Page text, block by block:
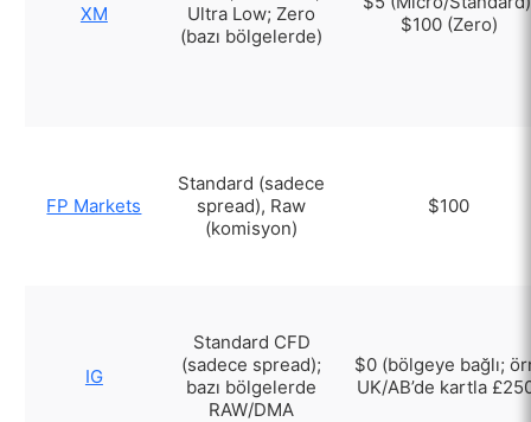
XM
Ultra Low; Zero
(bazı bölgelerde)
$100 (Zero)
FP Markets
Standard (sadece
spread), Raw
(komisyon)
$100
IG
Standard CFD
(sadece spread);
bazı bölgelerde
RAW/DMA
$0 (bölgeye bağlı;
UK/AB’de kartla